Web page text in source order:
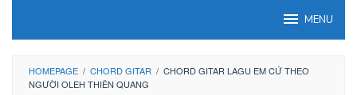
MENU
HOMEPAGE / CHORD GITAR / CHORD GITAR LAGU EM CỨ THEO
NGƯỜI OLEH THIÊN QUANG